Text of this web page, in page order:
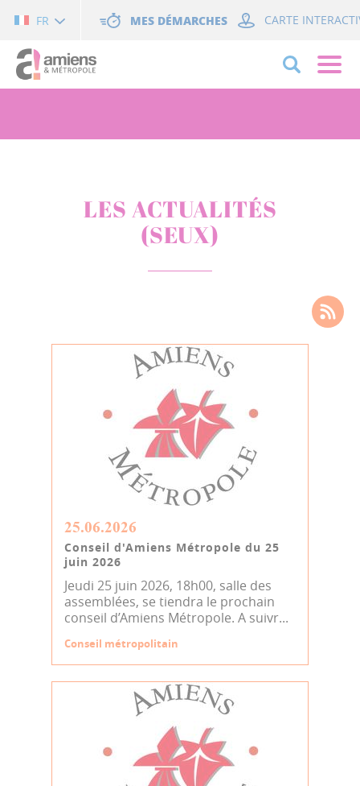
FR MES DÉMARCHES CARTE
LES ACTUALITÉS
(SEUX)
25.06.2026
Conseil d'Amiens Métropole du 25
juin 2026
Jeudi 25 juin 2026, 18h00, salle des
assemblées, se tiendra le prochain
conseil d’Amiens Métropole. A suivr...
Conseil métropolitain